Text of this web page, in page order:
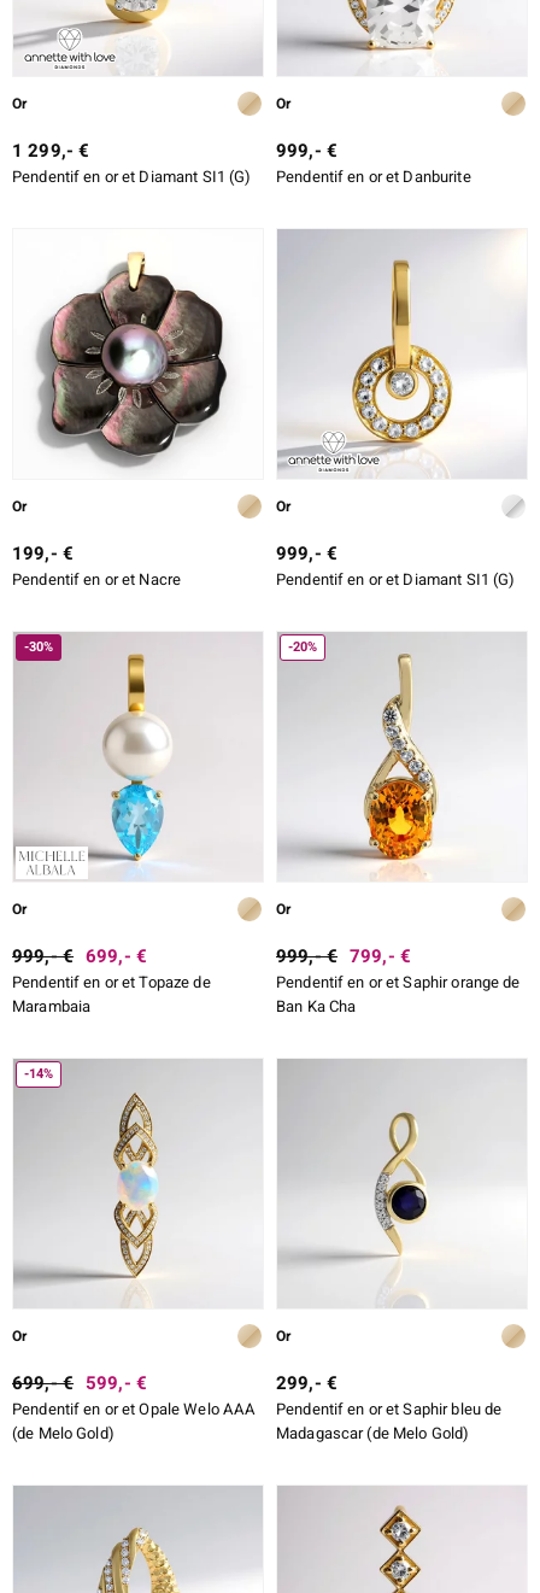
Or
1 299,- €
Pendentif en or et Diamant SI1 (G)
Or
999,- €
Pendentif en or et Danburite
Or
199,- €
Pendentif en or et Nacre
Or
999,- €
Pendentif en or et Diamant SI1 (G)
-30%
Or
999,- € 699,- €
Pendentif en or et Topaze de
Marambaia
-20%
Or
999,- € 799,- €
Pendentif en or et Saphir orange de
Ban Ka Cha
-14%
Or
699,- € 599,- €
Pendentif en or et Opale Welo AAA
(de Melo Gold)
Or
299,- €
Pendentif en or et Saphir bleu de
Madagascar (de Melo Gold)